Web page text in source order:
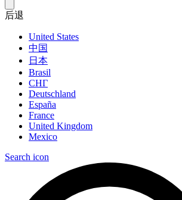
后退
United States
中国
日本
Brasil
СНГ
Deutschland
España
France
United Kingdom
Mexico
Search icon